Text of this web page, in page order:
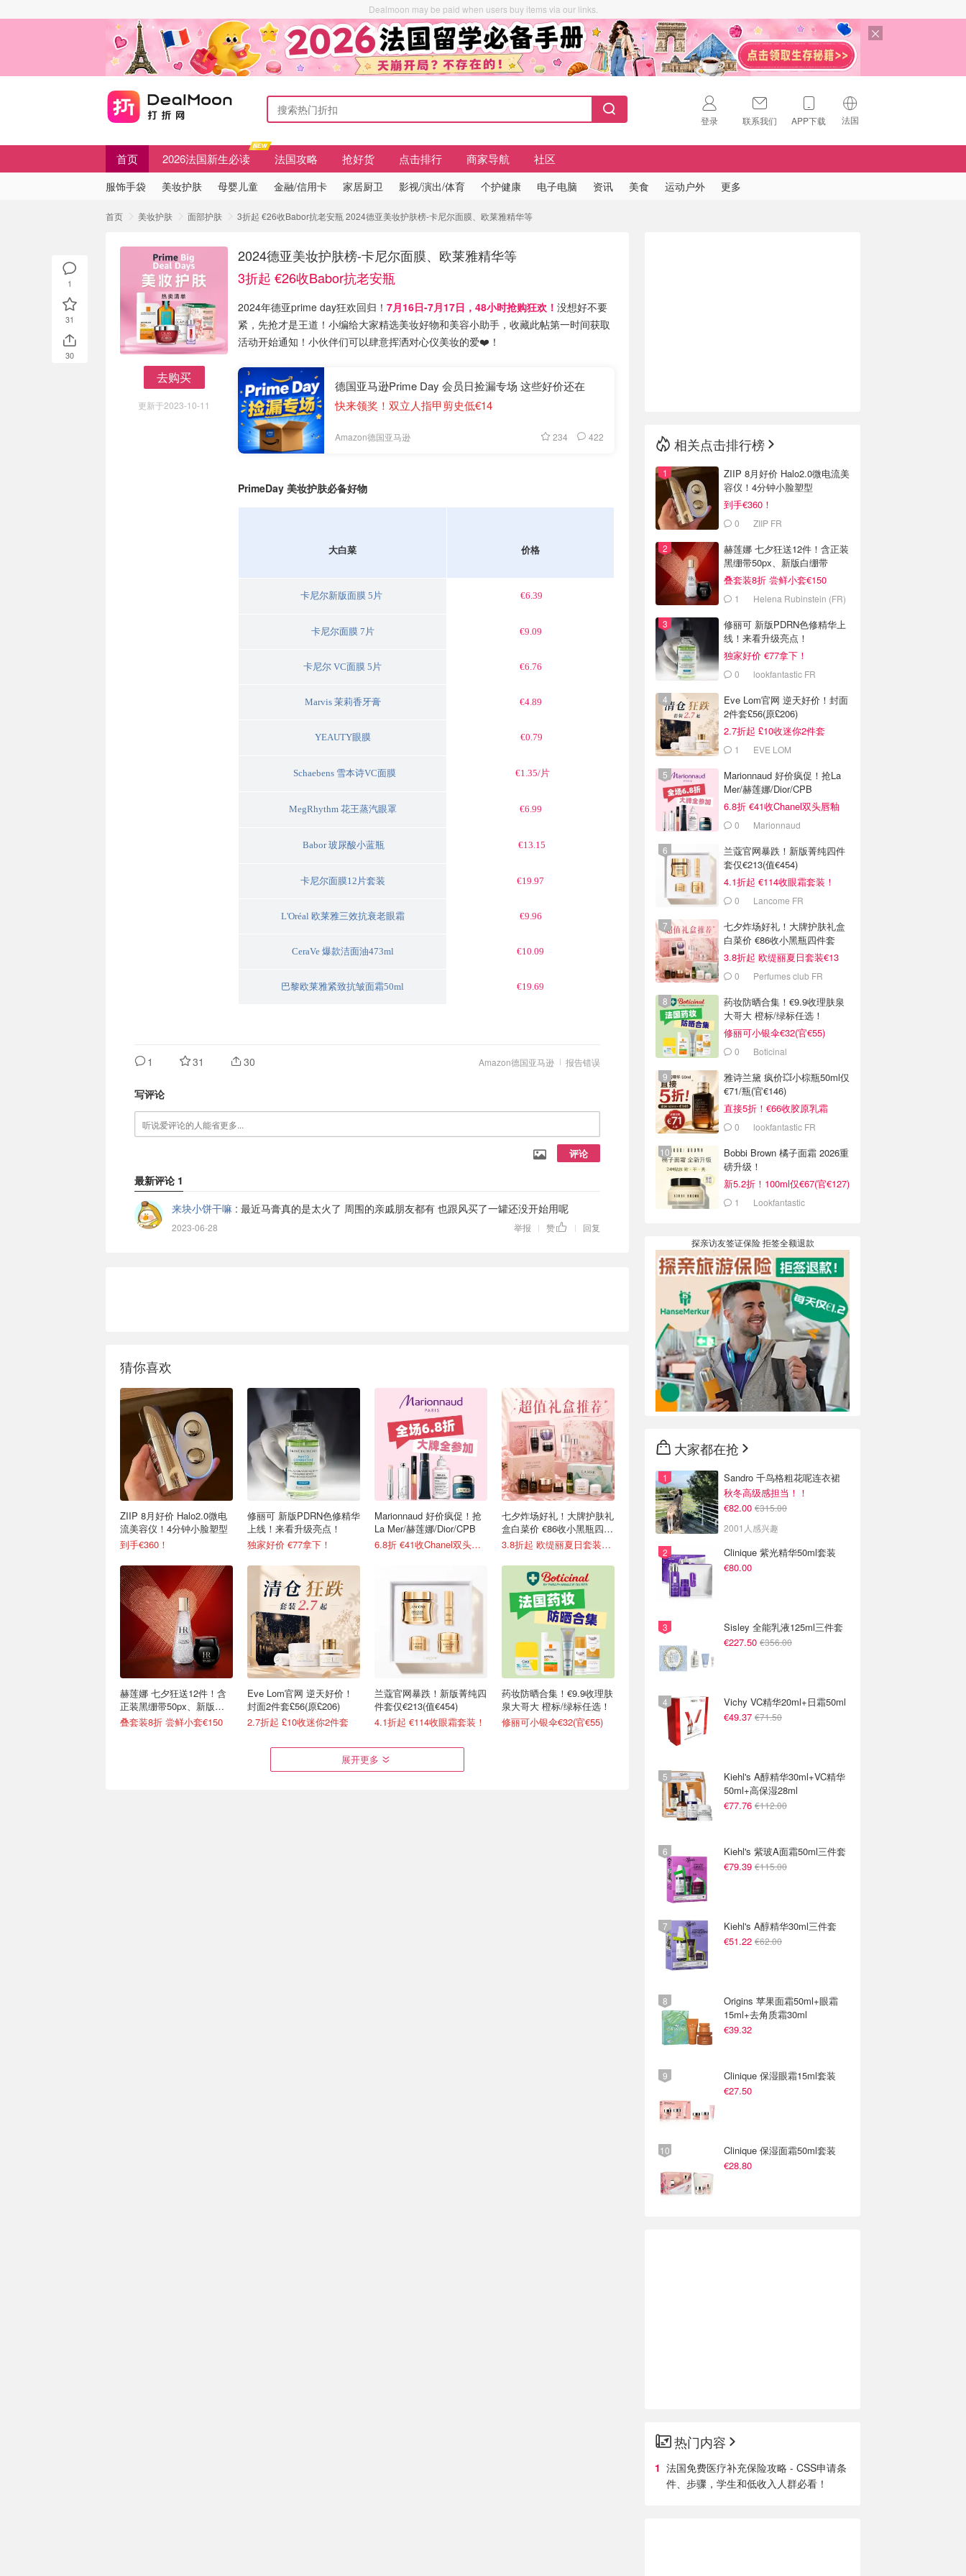
Dealmoon may be paid when users buy items via our links.
登录 联系我们 APP下载 法国
🇺🇸
首页 2026法国新生必读 法国攻略 抢好货 点击排行 商家导航 社区
服饰手袋 美妆护肤 母婴儿童 金融/信用卡 家居厨卫 影视/演出/体育 个护健康 电子电脑 资讯 美食 运动户外 更多
首页 美妆护肤 面部护肤 3折起 €26收Babor抗老安瓶 2024德亚美妆护肤榜-卡尼尔面膜、欧莱雅精华等
去购买
更新于2023-10-11
2024德亚美妆护肤榜-卡尼尔面膜、欧莱雅精华等
3折起 €26收Babor抗老安瓶
2024年德亚prime day狂欢回归！ 7月16日-7月17日，48小时抢购狂欢！ 没想好不要
紧，先抢才是王道！小编给大家精选美妆好物和美容小助手，收藏此帖第一时间获取
活动开始通知！小伙伴们可以肆意挥洒对心仪美妆的爱❤️！
德国亚马逊Prime Day 会员日捡漏专场 这些好价还在
快来领奖！双立人指甲剪史低€14
Amazon德国亚马逊 234 422
PrimeDay 美妆护肤必备好物
大白菜 价格
卡尼尔新版面膜 5片 €6.39
卡尼尔面膜 7片 €9.09
卡尼尔 VC面膜 5片 €6.76
Marvis 茉莉香牙膏 €4.89
YEAUTY眼膜 €0.79
Schaebens 雪本诗VC面膜 €1.35/片
MegRhythm 花王蒸汽眼罩 €6.99
Babor 玻尿酸小蓝瓶 €13.15
卡尼尔面膜12片套装 €19.97
L'Oréal 欧莱雅三效抗衰老眼霜 €9.96
CeraVe 爆款洁面油473ml €10.09
巴黎欧莱雅紧致抗皱面霜50ml €19.69
报告错误
Amazon德国亚马逊
1 31 30
写评论
评论
最新评论 1
来块小饼干嘛 : 最近马膏真的是太火了 周围的亲戚朋友都有 也跟风买了一罐还没开始用呢
2023-06-28 举报 | 赞 | 回复
猜你喜欢
ZIIP 8月好价 Halo2.0微电
流美容仪！4分钟小脸塑型
到手€360！
赫莲娜 七夕狂送12件！含
正装黑绷带50px、新版白
绷带
叠套装8折 尝鲜小套€150
修丽可 新版PDRN色修精华
上线！来看升级亮点！
独家好价 €77拿下！
Eve Lom官网 逆天好价！
封面2件套£56(原£206)
2.7折起 £10收迷你2件套
Marionnaud 好价疯促！抢
La Mer/赫莲娜/Dior/CPB
6.8折 €41收Chanel双头唇釉
兰蔻官网暴跌！新版菁纯四
件套仅€213(值€454)
4.1折起 €114收眼霜套装！
七夕炸场好礼！大牌护肤礼
盒白菜价 €86收小黑瓶四件
套
3.8折起 欧缇丽夏日套装€13
药妆防晒合集！€9.9收理肤
泉大哥大 橙标/绿标任选！
修丽可小银伞€32(官€55)
展开更多
1
31
30
相关点击排行榜
ZIIP 8月好价 Halo2.0微电流美
容仪！4分钟小脸塑型
到手€360！
0 ZIIP FR
赫莲娜 七夕狂送12件！含正装
黑绷带50px、新版白绷带
叠套装8折 尝鲜小套€150
1 Helena Rubinstein (FR)
修丽可 新版PDRN色修精华上
线！来看升级亮点！
独家好价 €77拿下！
0 lookfantastic FR
Eve Lom官网 逆天好价！封面
2件套£56(原£206)
2.7折起 £10收迷你2件套
1 EVE LOM
Marionnaud 好价疯促！抢La
Mer/赫莲娜/Dior/CPB
6.8折 €41收Chanel双头唇釉
0 Marionnaud
兰蔻官网暴跌！新版菁纯四件
套仅€213(值€454)
4.1折起 €114收眼霜套装！
0 Lancome FR
七夕炸场好礼！大牌护肤礼盒
白菜价 €86收小黑瓶四件套
3.8折起 欧缇丽夏日套装€13
0 Perfumes club FR
药妆防晒合集！€9.9收理肤泉
大哥大 橙标/绿标任选！
修丽可小银伞€32(官€55)
0 Boticinal
雅诗兰黛 疯价💥小棕瓶50ml仅
€71/瓶(官€146)
直接5折！€66收胶原乳霜
0 lookfantastic FR
Bobbi Brown 橘子面霜 2026重
磅升级！
新5.2折！100ml仅€67(官€127)
1 Lookfantastic
探亲访友签证保险 拒签全额退款
大家都在抢
Sandro 千鸟格粗花呢连衣裙
秋冬高级感担当！！
€82.00 €315.00
2001人感兴趣
Clinique 紫光精华50ml套装
€80.00
Sisley 全能乳液125ml三件套
€227.50 €356.00
Vichy VC精华20ml+日霜50ml
€49.37 €71.50
Kiehl's A醇精华30ml+VC精华
50ml+高保湿28ml
€77.76 €112.00
Kiehl's 紫玻A面霜50ml三件套
€79.39 €115.00
Kiehl's A醇精华30ml三件套
€51.22 €62.00
Origins 苹果面霜50ml+眼霜
15ml+去角质霜30ml
€39.32
Clinique 保湿眼霜15ml套装
€27.50
Clinique 保湿面霜50ml套装
€28.80
热门内容
法国免费医疗补充保险攻略 - CSS申请条
件、步骤，学生和低收入人群必看！